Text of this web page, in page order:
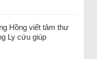
Hồng viết tâm thư
Ly cứu giúp